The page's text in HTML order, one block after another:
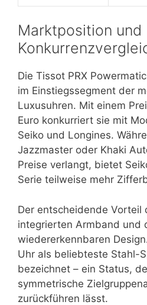
Marktposition und
Die Tissot PRX
im Einstiegssegment der
Luxusuhren. Mit einem
Euro konkurriert sie mit
Seiko und Longines.
Jazzmaster oder Khaki
Preise verlangt, bietet
Serie teilweise mehr
Der entscheidende Vorteil
integrierten Armband und
wiedererkennbaren
Uhr als beliebteste Stahl-
bezeichnet – ein Status,
symmetrische
zurückführen lässt.